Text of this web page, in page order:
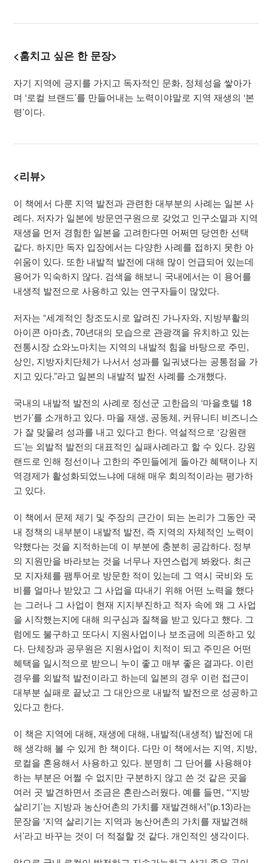
<훔치고 싶은 한 문장>
자기 지역에 긍지를 가지고 독자적인 문화, 정체성을 쌓아가
며 ‘로컬 브랜드’를 만들어내는 노력이야말로 지역 재생의 ‘본
령’이다.
<리뷰>
이 책에서 다룬 지역 발전과 관련한 대부분의 사례는 일본 사
례다. 저자가 일본에 방문연구원으로 갖었고 인구소멸과 지역
재생을 먼저 경험한 일본을 고려한다면 어쩌면 당연한 선택
같다. 하지만 독자 입장에서는 다양한 사례를 접하지 못한 아
쉬움이 있다. 또한 내발적 발전에 대해 많이 언급되어 있는데
용어가 익숙하지 않다. 검색을 해보니 국내에서는 이 용어를
내생적 발전으로 사용하고 있는 연구자들이 많았다.
저자는 “세계적인 창조도시로 알려진 가나자와, 지방부활의
아이콘 아마쵸, 70년대의 모습으로 관광객을 유치하고 있는
전통시장 쇼와노마치는 지역의 내발적 힘을 바탕으로 주민,
상인, 지방자치단체가 나서서 성과를 일궈냈다는 공통점을 가
지고 있다.”라고 일본의 내발적 발전 사례를 소개했다.
국내의 내발적 발전의 사례로 정선군 고한읍의 ‘마을호텔 18
번가’를 소개하고 있다. 마을 재생, 공동체, 커뮤니티 비즈니스
가 잘 맞물려 성과를 내고 있다고 한다. 역설적으로 ‘강원랜
드’는 외발적 발전의 대표적인 실패사례라고 할 수 있다. 강원
랜드로 인해 정선이나 고한의 주민들에게 돌아간 혜택이나 지
역경제가 활성화되었느냐에 대해 매우 회의적이라는 평가하
고 있다.
이 책에서 문제 제기 및 주장의 근간이 되는 논리가 그동안 국
내 정책의 내부분이 내발적 발전, 즉 지역의 자체적인 노력이
약했다는 것을 지적하는데 이 부분에 충분히 공감하다. 정부
의 지원만을 바라보는 것을 너무나 자연스럽게 봐왔다. 최근
모 지자체를 팸투어로 방문한 적이 있는데 그 역시 국비와 도
비를 얼마나 받았고 그 사업을 따내기 위해 어떤 노력을 했다
는 그러나 그 사업이 현재 지지부진하고 적자 속에 왜 그 사업
을 시작했는지에 대해 의구심과 질책을 받고 있다고 했다. 그
럼에도 불구하고 또다시 지원사업이나 보조금에 의존하고 있
다. 단체장과 공무원은 지원사업이 치적이 되고 주민은 어떤
혜택을 일시적으로 받으니 누이 좋고 매부 좋은 결과다. 이런
경우를 외발적 발전이라고 하는데 일본의 경우 이런 접근이
대부분 실패로 끝났고 그 대안으로 내발적 발전으로 성공하고
있다고 한다.
이 책은 지역에 대해, 재생에 대해, 내발적(내생적) 발전에 대
해 생각해 볼 수 있게 한 책이다. 다만 이 책에서는 지역, 지방,
로컬을 혼용해서 사용하고 있다. 분명히 그 단어를 사용해야
하는 부분은 어쩔 수 없지만 구분하지 않고 쓴 것 같은 곳을
여러 곳 발견하면서 조금은 혼란스러웠다. 예를 들면, “‘지방
살리기’는 지방과 농산어촌의 가치를 재발견해서”(p.13)라는
문장을 ‘지역 살리기는 지역과 농산어촌의 가치를 재발견해
서’라고 바꾸는 것이 더 적절할 것 같다. 개인적인 생각이다.